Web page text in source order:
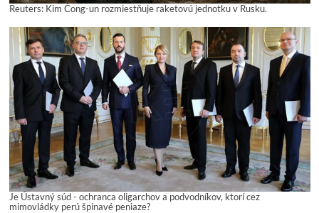
Reuters: Kim Čong-un rozmiestňuje raketovú jednotku v Rusku.
Je Ústavný súd - ochranca oligarchov a podvodníkov, ktorí cez
mimovládky perú špinavé peniaze?